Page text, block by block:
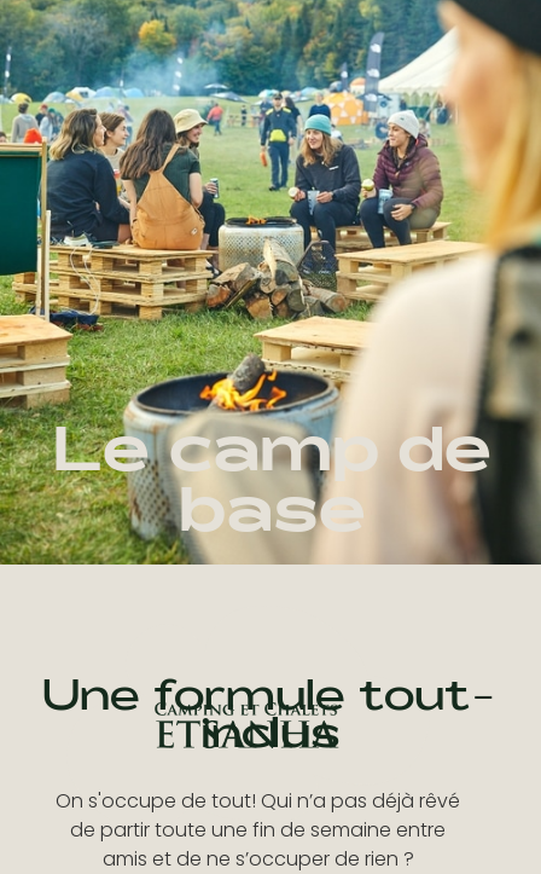
Le camp de
base
Une formule tout-
inclus
On s'occupe de tout! Qui n’a pas déjà rêvé
de partir toute une fin de semaine entre
amis et de ne s’occuper de rien ?